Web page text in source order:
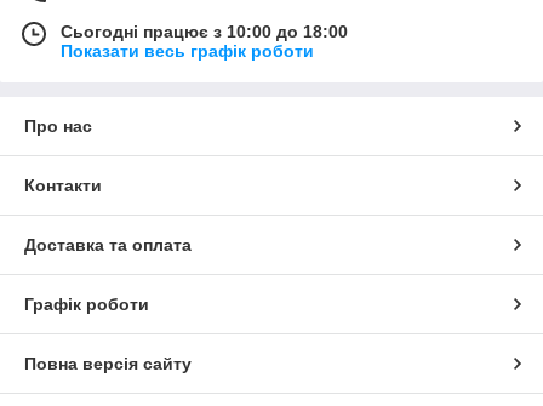
Сьогодні працює з 10:00 до 18:00
Показати весь графік роботи
Про нас
Контакти
Доставка та оплата
Графік роботи
Повна версія сайту